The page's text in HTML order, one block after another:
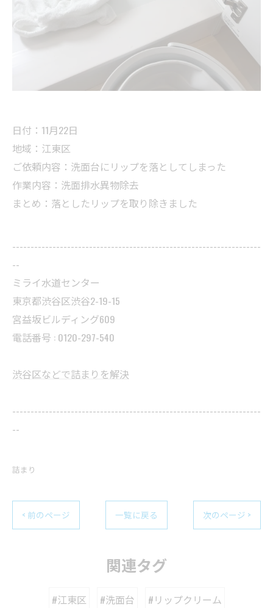
日付：11月22日
地域：江東区
ご依頼内容：洗面台にリップを落としてしまった
作業内容：洗面排水異物除去
まとめ：落としたリップを取り除きました
--------------------------------------------------------------------
--
ミライ水道センター
東京都渋谷区渋谷2-19-15
宮益坂ビルディング609
電話番号 : 0120-297-540
渋谷区などで詰まりを解決
--------------------------------------------------------------------
--
詰まり
< 前のページ 一覧に戻る 次のページ >
関連タグ
#江東区 #洗面台 #リップクリーム